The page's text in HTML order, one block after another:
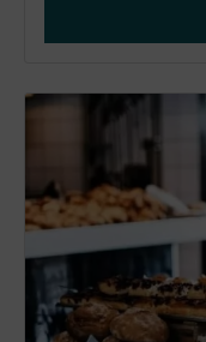
Verkauf von